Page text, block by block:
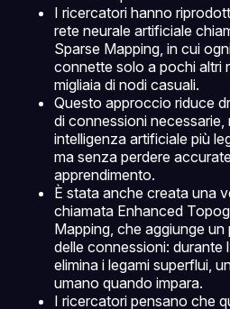
I ricercatori hanno
rete neurale artificiale
Sparse Mapping, in cui
connette solo a pochi altri
migliaia di nodi casuali.
Questo approccio riduce
di connessioni necessarie,
intelligenza artificiale più
ma senza perdere
apprendimento.
È stata anche creata una
chiamata Enhanced
Mapping, che aggiunge
delle connessioni: durante
elimina i legami superflui,
umano quando impara.
I ricercatori pensano che